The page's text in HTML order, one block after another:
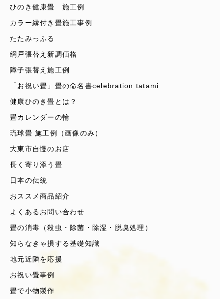
ひのき健康畳 施工例
カラー縁付き畳施工事例
たたみっふる
網戸張替え新調価格
障子張替え施工例
「お祝い畳」畳の命名書celebration tatami
健康ひのき畳とは？
畳カレンダーの輪
琉球畳 施工例（画像のみ）
大東市自慢のお店
長く寄り添う畳
日本の伝統
おススメ商品紹介
よくあるお問い合わせ
畳の消毒（殺虫・除菌・除湿・脱臭処理）
知らなきゃ損する基礎知識
地元近隣を応援
お祝い畳事例
畳で小物製作